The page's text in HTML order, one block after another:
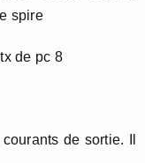
spire
de sortie. Il